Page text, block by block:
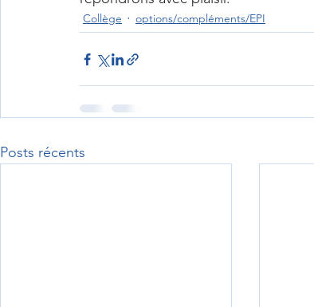
Collège options/compléments/EPI
Posts récents